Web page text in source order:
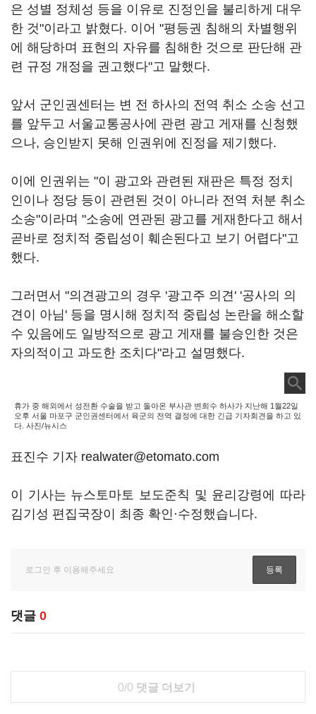
은 성별 정체성 등을 이유로 진정인을 불리하게 대우
한 것"이라고 밝혔다. 이어 "평등권 침해의 차별행위
에 해당하며 표현의 자유를 침해한 것으로 판단해 관
련 규정 개정을 권고했다"고 말했다.
앞서 군인권센터는 변 전 하사의 전역 취소 소송 선고
를 앞두고 서울교통공사에 관련 광고 게재를 신청했
으나, 승인받지 못해 인권위에 진정을 제기했다.
이에 인권위는 "이 광고와 관련된 재판은 특정 정치
인이나 정당 등이 관련된 것이 아니라 전역 처분 취소
소송"이라며 "소송에 연관된 광고를 게재한다고 해서
곧바로 정치적 중립성이 훼손된다고 보기 어렵다"고
했다.
그러면서 "의견광고의 경우 '광고주 의견' '공사의 의
견이 아님' 등을 명시해 정치적 중립성 논란을 해소할
수 있음에도 일방적으로 광고 게재를 불승인한 것은
자의적이고 과도한 조치다"라고 설명했다.
휴가 중 해외에서 성전환 수술을 받고 돌아온 부사관 변희수 하사가 지난해 1월22일
오후 서울 마포구 군인권센터에서 육군의 전역 결정에 대한 긴급 기자회견을 하고 있
다. 사진/뉴시스
표진수 기자 realwater@etomato.com
이 기사는 뉴스토마토 보도준칙 및 윤리강령에 따라
김기성 편집국장이 최종 확인·수정했습니다.
댓글 0
0/0 댓글 더보기